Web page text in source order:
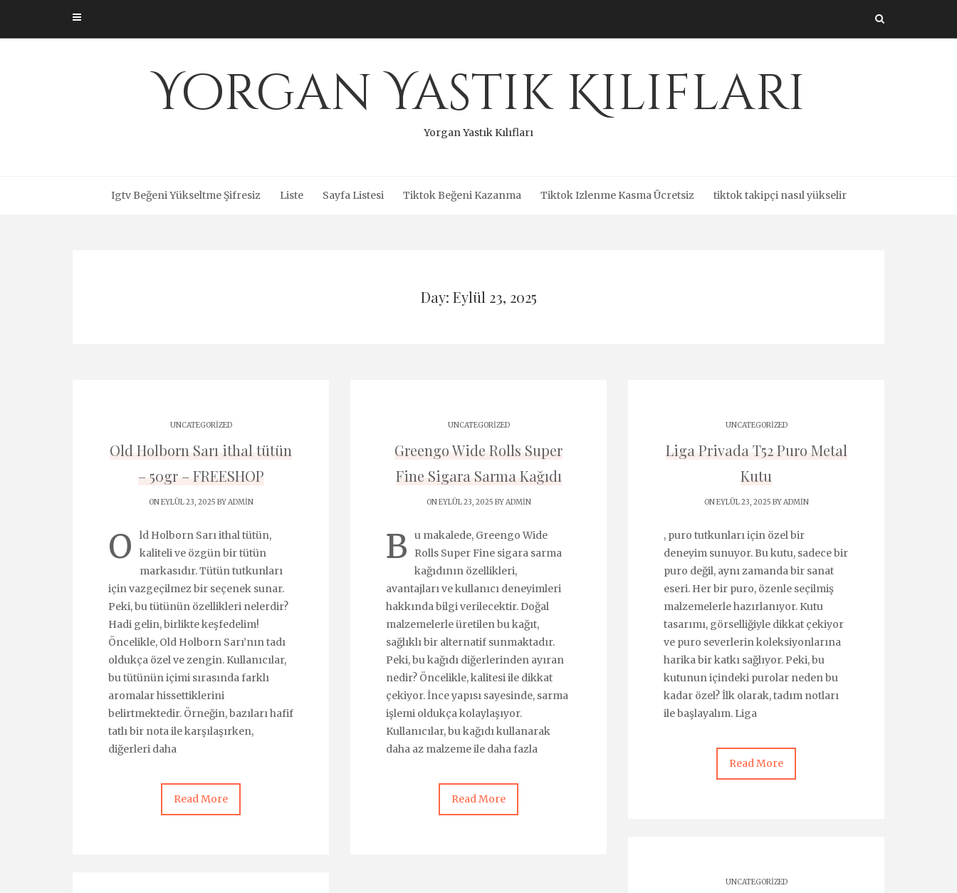
content
Yorgan Yastık Kılıfları
Yorgan Yastık Kılıfları
Igtv Beğeni Yükseltme Şifresiz Liste Sayfa Listesi Tiktok Beğeni Kazanma Tiktok Izlenme Kasma Ücretsiz tiktok takipçi nasıl yükselir
Day: Eylül 23, 2025
UNCATEGORIZED
Old Holborn Sarı ithal tütün
– 50gr – FREESHOP
ON EYLÜL 23, 2025 BYADMIN
O
ld Holborn Sarı ithal tütün,
kaliteli ve özgün bir tütün
markasıdır. Tütün tutkunları
için vazgeçilmez bir seçenek sunar.
Peki, bu tütünün özellikleri nelerdir?
Hadi gelin, birlikte keşfedelim!
Öncelikle, Old Holborn Sarı’nın tadı
oldukça özel ve zengin. Kullanıcılar,
bu tütünün içimi sırasında farklı
aromalar hissettiklerini
belirtmektedir. Örneğin, bazıları hafif
tatlı bir nota ile karşılaşırken,
diğerleri daha
Read More
UNCATEGORIZED
Greengo Wide Rolls Super
Fine Sigara Sarma Kağıdı
ON EYLÜL 23, 2025 BYADMIN
B
u makalede, Greengo Wide
Rolls Super Fine sigara sarma
kağıdının özellikleri,
avantajları ve kullanıcı deneyimleri
hakkında bilgi verilecektir. Doğal
malzemelerle üretilen bu kağıt,
sağlıklı bir alternatif sunmaktadır.
Peki, bu kağıdı diğerlerinden ayıran
nedir? Öncelikle, kalitesi ile dikkat
çekiyor. İnce yapısı sayesinde, sarma
işlemi oldukça kolaylaşıyor.
Kullanıcılar, bu kağıdı kullanarak
daha az malzeme ile daha fazla
Read More
UNCATEGORIZED
Liga Privada T52 Puro Metal
Kutu
ON EYLÜL 23, 2025 BYADMIN
, puro tutkunları için özel bir
deneyim sunuyor. Bu kutu, sadece bir
puro değil, aynı zamanda bir sanat
eseri. Her bir puro, özenle seçilmiş
malzemelerle hazırlanıyor. Kutu
tasarımı, görselliğiyle dikkat çekiyor
ve puro severlerin koleksiyonlarına
harika bir katkı sağlıyor. Peki, bu
kutunun içindeki purolar neden bu
kadar özel? İlk olarak, tadım notları
ile başlayalım. Liga
Read More
UNCATEGORIZED